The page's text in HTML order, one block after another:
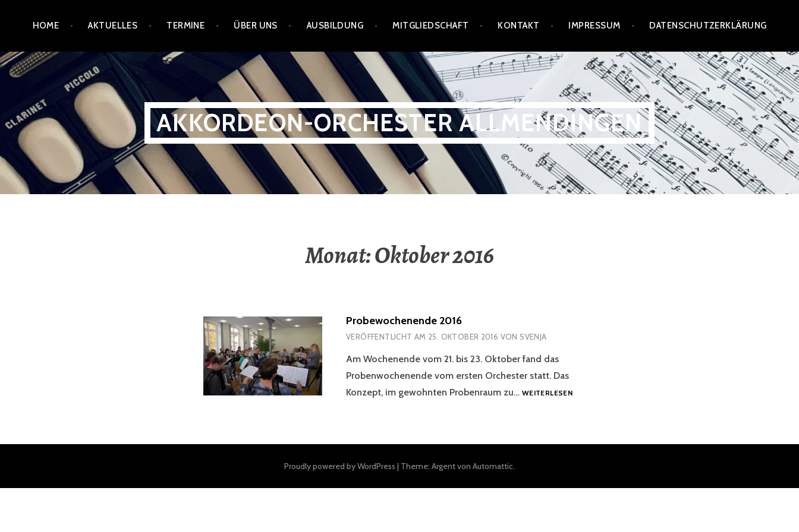
springen
HOME AKTUELLES TERMINE ÜBER UNS AUSBILDUNG MITGLIEDSCHAFT KONTAKT IMPRESSUM DATENSCHUTZERKLÄRUNG
AKKORDEON-ORCHESTER ALLMENDINGEN
Monat:Oktober 2016
Probewochenende 2016
VERÖFFENTLICHT AM 25. OKTOBER 2016 VONSVENJA
Am Wochenende vom 21. bis 23. Oktober fand das
Probenwochenende vom ersten Orchester statt. Das
Konzept, im gewohnten Probenraum zu… WEITERLESENPROBEWOCHENENDE
Proudly powered by WordPress | Theme: Argent von Automattic.